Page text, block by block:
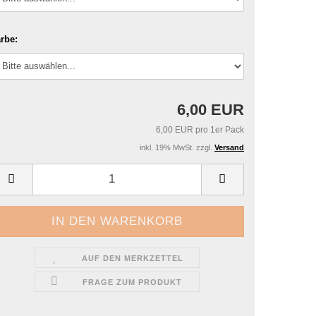
6,00 EUR
6,00 EUR pro 1er Pack
inkl. 19% MwSt. zzgl. Versand
AUF DEN MERKZETTEL
FRAGE ZUM PRODUKT